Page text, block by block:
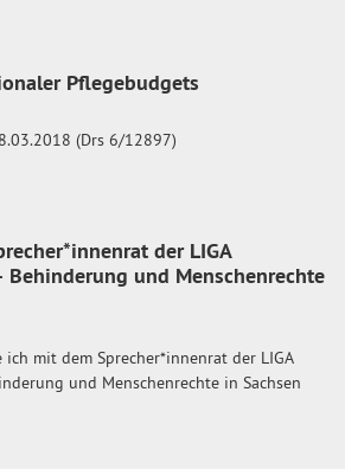
Pflegebudgets
(Drs 6/12897)
der LIGA
und Menschenrechte
mit dem Sprecher*innenrat der LIGA
und Menschenrechte in Sachsen